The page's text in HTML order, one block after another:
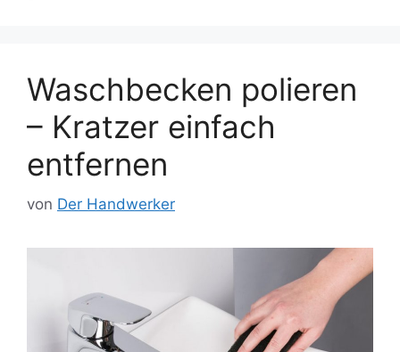
Waschbecken polieren
– Kratzer einfach
entfernen
von Der Handwerker